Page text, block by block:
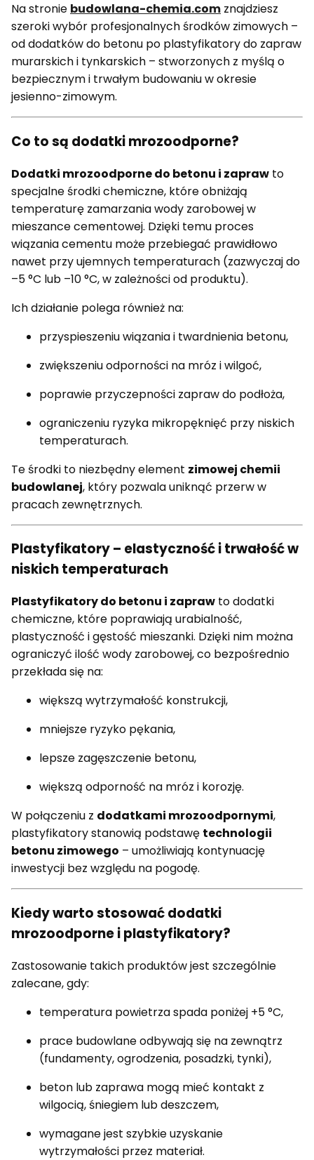
Na stronie budowlana-chemia.com znajdziesz
szeroki wybór profesjonalnych środków zimowych –
od dodatków do betonu po plastyfikatory do zapraw
murarskich i tynkarskich – stworzonych z myślą o
bezpiecznym i trwałym budowaniu w okresie
jesienno-zimowym.
Co to są dodatki mrozoodporne?
Dodatki mrozoodporne do betonu i zapraw to
specjalne środki chemiczne, które obniżają
temperaturę zamarzania wody zarobowej w
mieszance cementowej. Dzięki temu proces
wiązania cementu może przebiegać prawidłowo
nawet przy ujemnych temperaturach (zazwyczaj do
–5 °C lub –10 °C, w zależności od produktu).
Ich działanie polega również na:
przyspieszeniu wiązania i twardnienia betonu,
zwiększeniu odporności na mróz i wilgoć,
poprawie przyczepności zapraw do podłoża,
ograniczeniu ryzyka mikropęknięć przy niskich
temperaturach.
Te środki to niezbędny element zimowej chemii
budowlanej, który pozwala uniknąć przerw w
pracach zewnętrznych.
Plastyfikatory – elastyczność i trwałość w
niskich temperaturach
Plastyfikatory do betonu i zapraw to dodatki
chemiczne, które poprawiają urabialność,
plastyczność i gęstość mieszanki. Dzięki nim można
ograniczyć ilość wody zarobowej, co bezpośrednio
przekłada się na:
większą wytrzymałość konstrukcji,
mniejsze ryzyko pękania,
lepsze zagęszczenie betonu,
większą odporność na mróz i korozję.
W połączeniu z dodatkami mrozoodpornymi,
plastyfikatory stanowią podstawę technologii
betonu zimowego – umożliwiają kontynuację
inwestycji bez względu na pogodę.
Kiedy warto stosować dodatki
mrozoodporne i plastyfikatory?
Zastosowanie takich produktów jest szczególnie
zalecane, gdy:
temperatura powietrza spada poniżej +5 °C,
prace budowlane odbywają się na zewnątrz
(fundamenty, ogrodzenia, posadzki, tynki),
beton lub zaprawa mogą mieć kontakt z
wilgocią, śniegiem lub deszczem,
wymagane jest szybkie uzyskanie
wytrzymałości przez materiał.